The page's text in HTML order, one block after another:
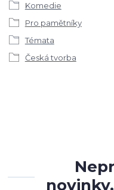
Komedie
Pro pamětníky
Témata
Česká tvorba